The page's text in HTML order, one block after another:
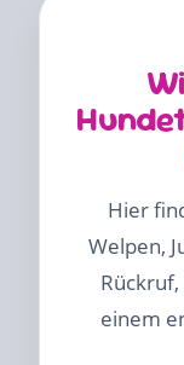
Hier
Welpen,
einem